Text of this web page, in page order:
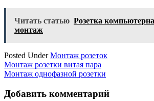
Читать статью Розетка
монтаж
Posted UnderМонтаж розеток
Навигация
по
записям
Монтаж розетки витая пара
Монтаж однофазной розетки
Добавить комментарий